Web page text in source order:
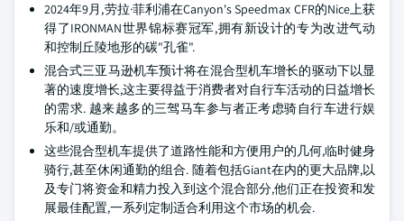
2024年9月,劳拉·菲利浦在Canyon's Speedmax CFR的Nice上获
得了IRONMAN世界锦标赛冠军,拥有新设计的专为改进气动
和控制丘陵地形的碳"孔雀".
混合式三亚马逊机车预计将在混合型机车增长的驱动下以显
著的速度增长,这主要得益于消费者对自行车活动的日益增长
的需求. 越来越多的三驾马车参与者正考虑骑自行车进行娱
乐和/或通勤。
这些混合型机车提供了道路性能和方便用户的几何,临时健身
骑行,甚至休闲通勤的组合. 随着包括Giant在内的更大品牌,以
及专门将资金和精力投入到这个混合部分,他们正在投资和发
展最佳配置,一系列定制适合利用这个市场的机会.